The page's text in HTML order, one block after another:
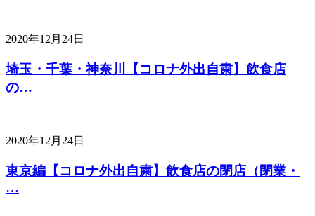
2020年12月24日
埼玉・千葉・神奈川【コロナ外出自粛】飲食店
の…
2020年12月24日
東京編【コロナ外出自粛】飲食店の閉店（閉業・
…